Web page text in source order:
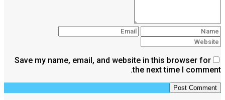
Save my name, email, and website in this browser for
the next time I comment.